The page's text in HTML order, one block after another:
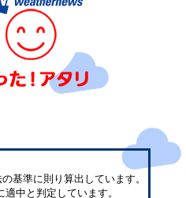
基準に則り算出しています。
中と判定しています。